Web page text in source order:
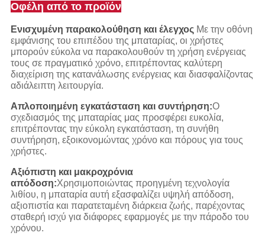
Οφέλη από το προϊόν
Ενισχυμένη παρακολούθηση και έλεγχος Με την οθόνη
εμφάνισης του επιπέδου της μπαταρίας, οι χρήστες
μπορούν εύκολα να παρακολουθούν τη χρήση ενέργειας
τους σε πραγματικό χρόνο, επιτρέποντας καλύτερη
διαχείριση της κατανάλωσης ενέργειας και διασφαλίζοντας
αδιάλειπτη λειτουργία.
Απλοποιημένη εγκατάσταση και συντήρηση:Ο
σχεδιασμός της μπαταρίας μας προσφέρει ευκολία,
επιτρέποντας την εύκολη εγκατάσταση, τη συνήθη
συντήρηση, εξοικονομώντας χρόνο και πόρους για τους
χρήστες.
Αξιόπιστη και μακροχρόνια
απόδοση:Χρησιμοποιώντας προηγμένη τεχνολογία
λιθίου, η μπαταρία αυτή εξασφαλίζει υψηλή απόδοση,
αξιοπιστία και παρατεταμένη διάρκεια ζωής, παρέχοντας
σταθερή ισχύ για διάφορες εφαρμογές με την πάροδο του
χρόνου.